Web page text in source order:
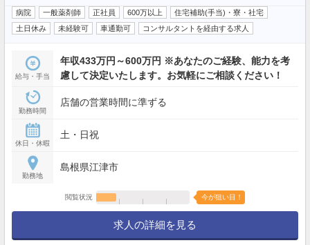
病院 一般薬剤師 正社員 600万以上
住宅補助(手当)・寮・社宅
土日休み
未経験可 車通勤可 コンサルタントを経由する求人
給与・手当
年収433万円～600万円 ※あなたのご経験、能力を考
慮して決定いたします。お気軽にご相談ください！
勤務時間
店舗の営業時間に準ずる
休日・休暇
土・日祝
勤務地
島根県江津市
閲覧状況 今が狙い目！
求人の詳細を見る